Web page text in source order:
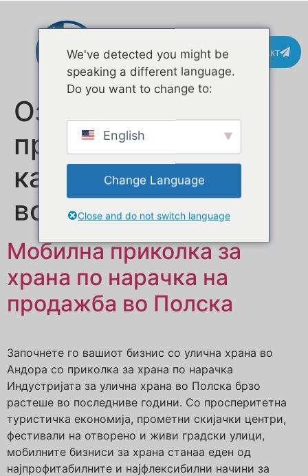
Контакт
Ознака:
производител на
камиони за храна
во Европа
Мобилна приколка за
храна по нарачка на
продажба во Полска
Започнете го вашиот бизнис со улична храна во
Андора со приколка за храна по нарачка
Индустријата за улична храна во Полска брзо
растеше во последниве години. Со просперитетна
туристичка економија, прометни скијачки центри,
фестивали на отворено и живи градски улици,
мобилните бизниси за храна станаа еден од
најпрофитабилните и најфлексибилни начини за
We've detected you might be
speaking a different language.
Do you want to change to:
English
Change Language
Close and do not switch language